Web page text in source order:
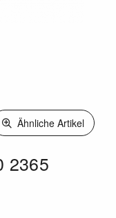
Ähnliche Artikel
2365